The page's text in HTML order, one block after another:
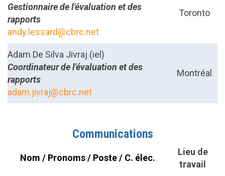
Gestionnaire de l'évaluation et des
rapports
andy.lessard@cbrc.net
Toronto
Adam De Silva Jivraj (iel)
Coordinateur de l'évaluation et des
rapports
adam.jivraj@cbrc.net
Montréal
Communications
Nom / Pronoms / Poste / C. élec.
Lieu de
travail